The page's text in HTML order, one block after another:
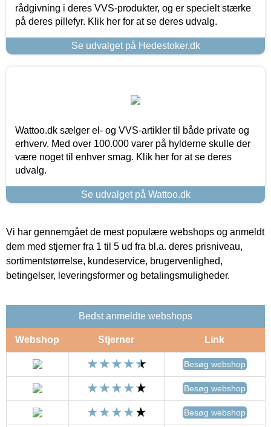
rådgivning i deres VVS-produkter, og er specielt stærke
på deres pillefyr. Klik her for at se deres udvalg.
Se udvalget på Hedestoker.dk
Wattoo.dk sælger el- og VVS-artikler til både private og
erhverv. Med over 100.000 varer på hylderne skulle der
være noget til enhver smag. Klik her for at se deres
udvalg.
Se udvalget på Wattoo.dk
Vi har gennemgået de mest populære webshops og anmeldt
dem med stjerner fra 1 til 5 ud fra bl.a. deres prisniveau,
sortimentstørrelse, kundeservice, brugervenlighed,
betingelser, leveringsformer og betalingsmuligheder.
Bedst anmeldte webshops
Webshop Stjerner Link
Besøg webshop
Besøg webshop
Besøg webshop